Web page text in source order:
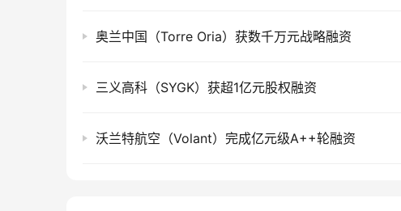
奥兰中国（Torre Oria）获数千万元战略融资
三义高科（SYGK）获超1亿元股权融资
沃兰特航空（Volant）完成亿元级A++轮融资